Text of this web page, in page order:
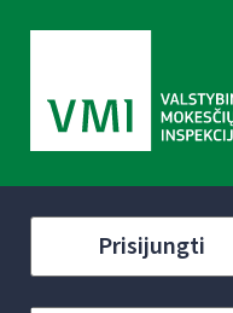
Prisijungti